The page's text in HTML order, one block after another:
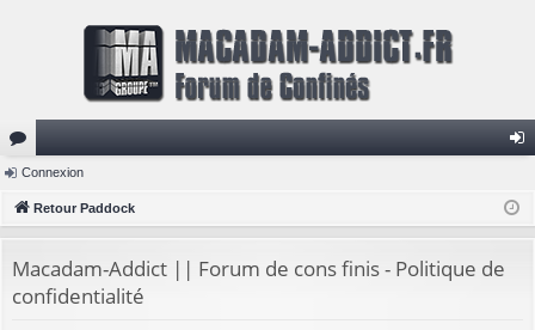
or
u
s
ne
Connexion
Retour Paddock
Macadam-Addict || Forum de cons finis - Politique de
confidentialité